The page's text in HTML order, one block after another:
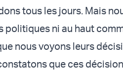
tous les jours. Mais
politiques ni au haut
nous voyons leurs
que ces